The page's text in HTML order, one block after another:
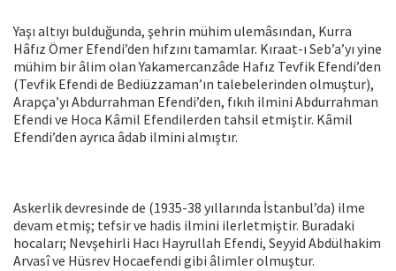
Yaşı altıyı bulduğunda, şehrin mühim ulemâsından, Kurra
Hâfız Ömer Efendi’den hıfzını tamamlar. Kıraat-ı Seb’a’yı yine
mühim bir âlim olan Yakamercanzâde Hafız Tevfik Efendi’den
(Tevfik Efendi de Bediüzzaman’ın talebelerinden olmuştur),
Arapça’yı Abdurrahman Efendi’den, fıkıh ilmini Abdurrahman
Efendi ve Hoca Kâmil Efendilerden tahsil etmiştir. Kâmil
Efendi’den ayrıca âdab ilmini almıştır.
Askerlik devresinde de (1935-38 yıllarında İstanbul’da) ilme
devam etmiş; tefsir ve hadis ilmini ilerletmiştir. Buradaki
hocaları; Nevşehirli Hacı Hayrullah Efendi, Seyyid Abdülhakim
Arvasî ve Hüsrev Hocaefendi gibi âlimler olmuştur.